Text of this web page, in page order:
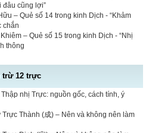
đâu cũng lợi”
– Quẻ số 14 trong kinh Dịch - “Khảm
chắn
– Quẻ số 15 trong kinh Dịch - “Nhị
thông
trừ 12 trực
nhị Trực: nguồn gốc, cách tính, ý
Thành (成) – Nên và không nên làm